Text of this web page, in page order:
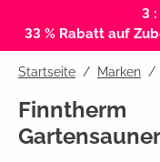
3 :
33 % Rabatt auf
Startseite Marken /
Finntherm